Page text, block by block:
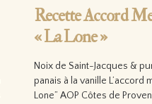
Recette Accord
« La Lone »
Noix de Saint-Jacques &
panais à la vanille L’accord
Lone” AOP Côtes de